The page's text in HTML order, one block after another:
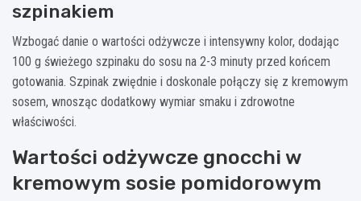
szpinakiem
Wzbogać danie o wartości odżywcze i intensywny kolor, dodając
100 g świeżego szpinaku do sosu na 2-3 minuty przed końcem
gotowania. Szpinak zwiędnie i doskonale połączy się z kremowym
sosem, wnosząc dodatkowy wymiar smaku i zdrowotne
właściwości.
Wartości odżywcze gnocchi w
kremowym sosie pomidorowym